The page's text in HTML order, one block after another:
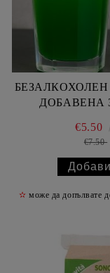
ДОБАВЕНА
€5.50
€7.50
✫ може да допълвате